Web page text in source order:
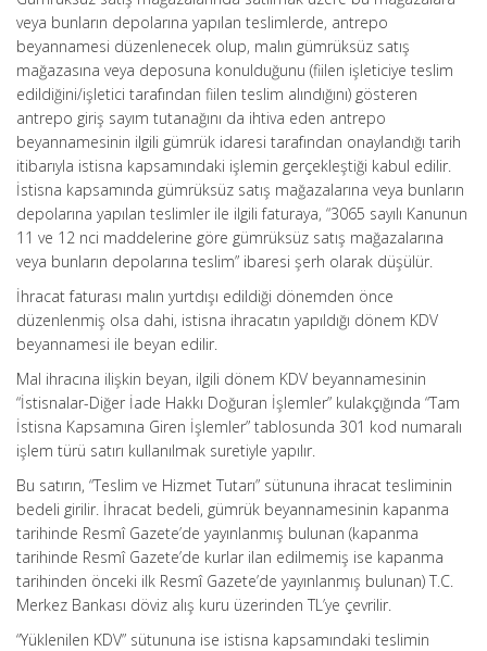
veya bunların depolarına yapılan teslimlerde, antrepo
beyannamesi düzenlenecek olup, malın gümrüksüz satış
mağazasına veya deposuna konulduğunu (fiilen işleticiye teslim
edildiğini/işletici tarafından fiilen teslim alındığını) gösteren
antrepo giriş sayım tutanağını da ihtiva eden antrepo
beyannamesinin ilgili gümrük idaresi tarafından onaylandığı tarih
itibarıyla istisna kapsamındaki işlemin gerçekleştiği kabul edilir.
İstisna kapsamında gümrüksüz satış mağazalarına veya bunların
depolarına yapılan teslimler ile ilgili faturaya, “3065 sayılı Kanunun
11 ve 12 nci maddelerine göre gümrüksüz satış mağazalarına
veya bunların depolarına teslim” ibaresi şerh olarak düşülür.
İhracat faturası malın yurtdışı edildiği dönemden önce
düzenlenmiş olsa dahi, istisna ihracatın yapıldığı dönem KDV
beyannamesi ile beyan edilir.
Mal ihracına ilişkin beyan, ilgili dönem KDV beyannamesinin
“İstisnalar-Diğer İade Hakkı Doğuran İşlemler” kulakçığında “Tam
İstisna Kapsamına Giren İşlemler” tablosunda 301 kod numaralı
işlem türü satırı kullanılmak suretiyle yapılır.
Bu satırın, “Teslim ve Hizmet Tutarı” sütununa ihracat tesliminin
bedeli girilir. İhracat bedeli, gümrük beyannamesinin kapanma
tarihinde Resmî Gazete’de yayınlanmış bulunan (kapanma
tarihinde Resmî Gazete’de kurlar ilan edilmemiş ise kapanma
tarihinden önceki ilk Resmî Gazete’de yayınlanmış bulunan) T.C.
Merkez Bankası döviz alış kuru üzerinden TL’ye çevrilir.
“Yüklenilen KDV” sütununa ise istisna kapsamındaki teslimin